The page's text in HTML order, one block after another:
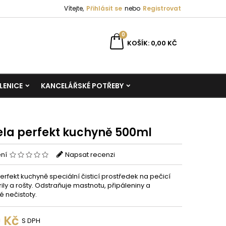
Vítejte, Přihlásit se nebo Registrovat
KOŠÍK
0
0,00 KČ
KANCELÁŘSKÉ POTŘEBY
perfekt kuchyně 500ml
Napsat recenzi
kuchyně speciální čisticí prostředek na pečicí
a rošty. Odstraňuje mastnotu, připáleniny a
nečistoty.
Kč S DPH